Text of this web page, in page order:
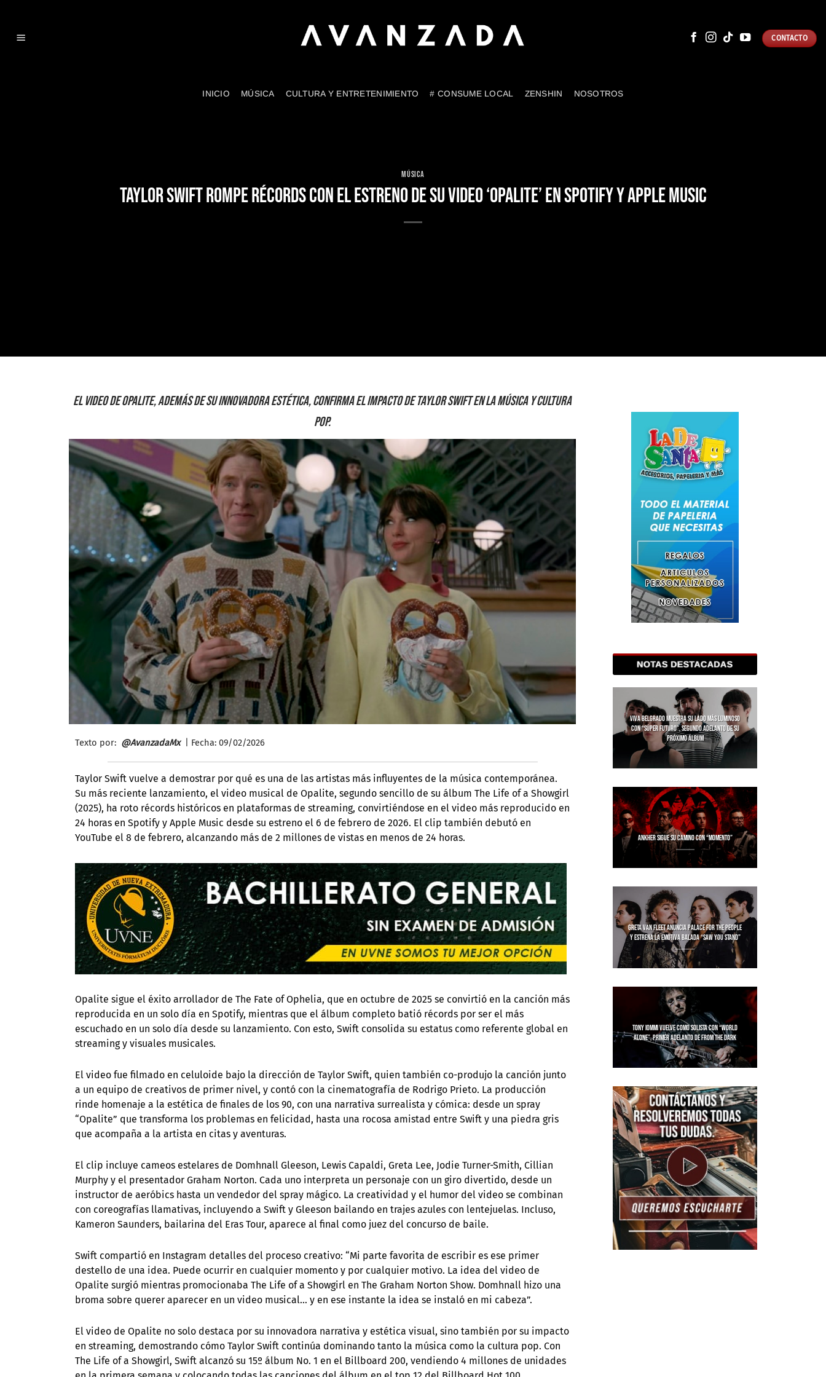
content
CONTACTO
INICIO MÚSICA CULTURA Y ENTRETENIMIENTO # CONSUME LOCAL ZENSHIN NOSOTROS
MÚSICA
TAYLOR SWIFT ROMPE RÉCORDS CON EL ESTRENO DE SU VIDEO ‘OPALITE’ EN SPOTIFY Y APPLE MUSIC
El video de Opalite, además de su innovadora estética, confirma el impacto de Taylor Swift en la música y cultura
pop.
Texto por: @AvanzadaMx | Fecha: 09/02/2026
Taylor Swift vuelve a demostrar por qué es una de las artistas más influyentes de la música contemporánea.
Su más reciente lanzamiento, el video musical de Opalite, segundo sencillo de su álbum The Life of a Showgirl
(2025), ha roto récords históricos en plataformas de streaming, convirtiéndose en el video más reproducido en
24 horas en Spotify y Apple Music desde su estreno el 6 de febrero de 2026. El clip también debutó en
YouTube el 8 de febrero, alcanzando más de 2 millones de vistas en menos de 24 horas.
Opalite sigue el éxito arrollador de The Fate of Ophelia, que en octubre de 2025 se convirtió en la canción más
reproducida en un solo día en Spotify, mientras que el álbum completo batió récords por ser el más
escuchado en un solo día desde su lanzamiento. Con esto, Swift consolida su estatus como referente global en
streaming y visuales musicales.
El video fue filmado en celuloide bajo la dirección de Taylor Swift, quien también co-produjo la canción junto
a un equipo de creativos de primer nivel, y contó con la cinematografía de Rodrigo Prieto. La producción
rinde homenaje a la estética de finales de los 90, con una narrativa surrealista y cómica: desde un spray
“Opalite” que transforma los problemas en felicidad, hasta una rocosa amistad entre Swift y una piedra gris
que acompaña a la artista en citas y aventuras.
El clip incluye cameos estelares de Domhnall Gleeson, Lewis Capaldi, Greta Lee, Jodie Turner-Smith, Cillian
Murphy y el presentador Graham Norton. Cada uno interpreta un personaje con un giro divertido, desde un
instructor de aeróbics hasta un vendedor del spray mágico. La creatividad y el humor del video se combinan
con coreografías llamativas, incluyendo a Swift y Gleeson bailando en trajes azules con lentejuelas. Incluso,
Kameron Saunders, bailarina del Eras Tour, aparece al final como juez del concurso de baile.
Swift compartió en Instagram detalles del proceso creativo: “Mi parte favorita de escribir es ese primer
destello de una idea. Puede ocurrir en cualquier momento y por cualquier motivo. La idea del video de
Opalite surgió mientras promocionaba The Life of a Showgirl en The Graham Norton Show. Domhnall hizo una
broma sobre querer aparecer en un video musical… y en ese instante la idea se instaló en mi cabeza”.
El video de Opalite no solo destaca por su innovadora narrativa y estética visual, sino también por su impacto
en streaming, demostrando cómo Taylor Swift continúa dominando tanto la música como la cultura pop. Con
The Life of a Showgirl, Swift alcanzó su 15º álbum No. 1 en el Billboard 200, vendiendo 4 millones de unidades
VIVA BELGRADO MUESTRA SU LADO MÁS LUMINOSO
CON “SÚPER FUTURO”, SEGUNDO ADELANTO DE SU
PRÓXIMO ÁLBUM
ANKHER SIGUE SU CAMINO CON “MOMENTO”
GRETA VAN FLEET ANUNCIA PALACE FOR THE PEOPLE
Y ESTRENA LA EMOTIVA BALADA “SAW YOU STAND”
TONY IOMMI VUELVE COMO SOLISTA CON “WORLD
ALONE”, PRIMER ADELANTO DE FROM THE DARK